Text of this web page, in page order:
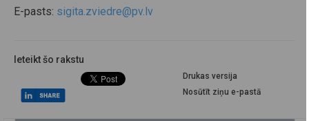
E-pasts: sigita.zviedre@pv.lv
Ieteikt šo rakstu
Drukas versija
Nosūtīt ziņu e-pastā